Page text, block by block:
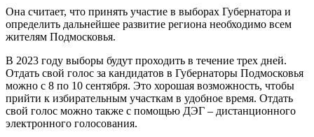
Она считает, что принять участие в выборах Губернатора и
определить дальнейшее развитие региона необходимо всем
жителям Подмосковья.
В 2023 году выборы будут проходить в течение трех дней.
Отдать свой голос за кандидатов в Губернаторы Подмосковья
можно с 8 по 10 сентября. Это хорошая возможность, чтобы
прийти к избирательным участкам в удобное время. Отдать
свой голос можно также с помощью ДЭГ – дистанционного
электронного голосования.